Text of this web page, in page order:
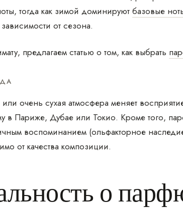
тогда как зимой доминируют базовые
от сезона.
предлагаем статью о том, как выбрать
очень сухая атмосфера меняет
в Париже, Дубае или Токио. Кроме того,
воспоминанием (ольфакторное
от качества композиции.
о